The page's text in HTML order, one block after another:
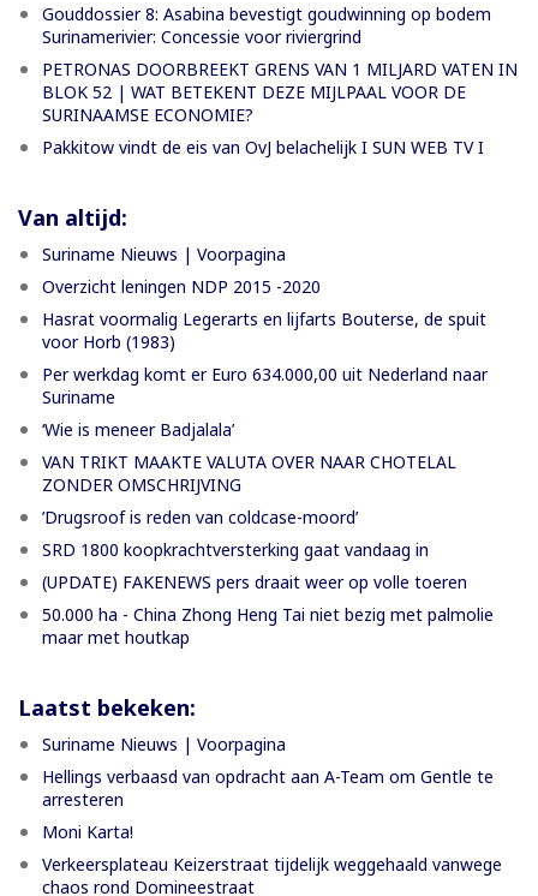
Gouddossier 8: Asabina bevestigt goudwinning op bodem
Surinamerivier: Concessie voor riviergrind
PETRONAS DOORBREEKT GRENS VAN 1 MILJARD VATEN IN
BLOK 52 | WAT BETEKENT DEZE MIJLPAAL VOOR DE
SURINAAMSE ECONOMIE?
Pakkitow vindt de eis van OvJ belachelijk I SUN WEB TV I
Van altijd:
Suriname Nieuws | Voorpagina
Overzicht leningen NDP 2015 -2020
Hasrat voormalig Legerarts en lijfarts Bouterse, de spuit
voor Horb (1983)
Per werkdag komt er Euro 634.000,00 uit Nederland naar
Suriname
‘Wie is meneer Badjalala’
VAN TRIKT MAAKTE VALUTA OVER NAAR CHOTELAL
ZONDER OMSCHRIJVING
’Drugsroof is reden van coldcase-moord’
SRD 1800 koopkrachtversterking gaat vandaag in
(UPDATE) FAKENEWS pers draait weer op volle toeren
50.000 ha - China Zhong Heng Tai niet bezig met palmolie
maar met houtkap
Laatst bekeken:
Suriname Nieuws | Voorpagina
Hellings verbaasd van opdracht aan A-Team om Gentle te
arresteren
Moni Karta!
Verkeersplateau Keizerstraat tijdelijk weggehaald vanwege
chaos rond Domineestraat